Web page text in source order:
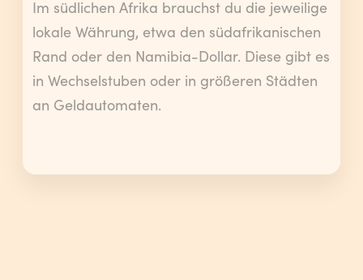
Im südlichen Afrika brauchst du die jeweilige
lokale Währung, etwa den südafrikanischen
Rand oder den Namibia-Dollar. Diese gibt es
in Wechselstuben oder in größeren Städten
an Geldautomaten.